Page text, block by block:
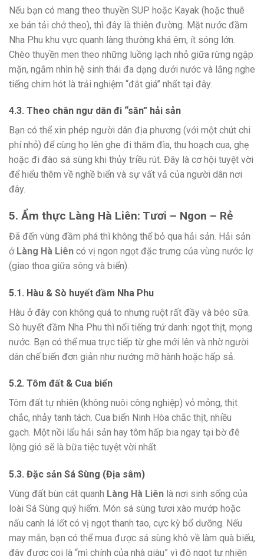
Nếu bạn có mang theo thuyền SUP hoặc Kayak (hoặc thuê
xe bán tải chở theo), thì đây là thiên đường. Mặt nước đầm
Nha Phu khu vực quanh làng thường khá êm, ít sóng lớn.
Chèo thuyền men theo những luồng lạch nhỏ giữa rừng ngập
mặn, ngắm nhìn hệ sinh thái đa dạng dưới nước và lắng nghe
tiếng chim hót là trải nghiệm “đắt giá” nhất tại đây.
4.3. Theo chân ngư dân đi “săn” hải sản
Bạn có thể xin phép người dân địa phương (với một chút chi
phí nhỏ) để cùng họ lên ghe đi thăm đìa, thu hoạch cua, ghẹ
hoặc đi đào sá sùng khi thủy triều rút. Đây là cơ hội tuyệt vời
để hiểu thêm về nghề biển và sự vất vả của người dân nơi
đây.
5. Ẩm thực Làng Hà Liên: Tươi – Ngon – Rẻ
Đã đến vùng đầm phá thì không thể bỏ qua hải sản. Hải sản
ở Làng Hà Liên có vị ngon ngọt đặc trưng của vùng nước lợ
(giao thoa giữa sông và biển).
5.1. Hàu & Sò huyết đầm Nha Phu
Hàu ở đây con không quá to nhưng ruột rất đầy và béo sữa.
Sò huyết đầm Nha Phu thì nổi tiếng trứ danh: ngọt thịt, mọng
nước. Bạn có thể mua trực tiếp từ ghe mới lên và nhờ người
dân chế biến đơn giản như nướng mỡ hành hoặc hấp sả.
5.2. Tôm đất & Cua biển
Tôm đất tự nhiên (không nuôi công nghiệp) vỏ mỏng, thịt
chắc, nhảy tanh tách. Cua biển Ninh Hòa chắc thịt, nhiều
gạch. Một nồi lẩu hải sản hay tôm hấp bia ngay tại bờ đê
lộng gió sẽ là bữa tiệc tuyệt vời nhất.
5.3. Đặc sản Sá Sùng (Địa sâm)
Vùng đất bùn cát quanh Làng Hà Liên là nơi sinh sống của
loài Sá Sùng quý hiếm. Món sá sùng tươi xào mướp hoặc
nấu canh lá lốt có vị ngọt thanh tao, cực kỳ bổ dưỡng. Nếu
may mắn, bạn có thể mua được sá sùng khô về làm quà biếu,
đây được coi là “mì chính của nhà giàu” vì độ ngọt tự nhiên